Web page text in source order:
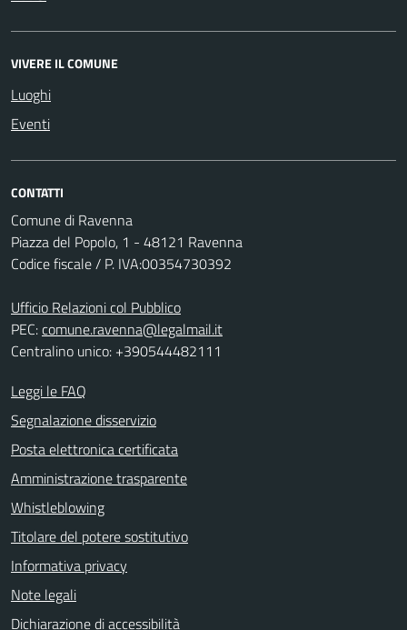
VIVERE IL COMUNE
Luoghi
Eventi
CONTATTI
Comune di Ravenna
Piazza del Popolo, 1 - 48121 Ravenna
Codice fiscale / P. IVA:00354730392
Ufficio Relazioni col Pubblico
PEC:comune.ravenna@legalmail.it
Centralino unico: +390544482111
Leggi le FAQ
Segnalazione disservizio
Posta elettronica certificata
Amministrazione trasparente
Whistleblowing
Titolare del potere sostitutivo
Informativa privacy
Note legali
Dichiarazione di accessibilità